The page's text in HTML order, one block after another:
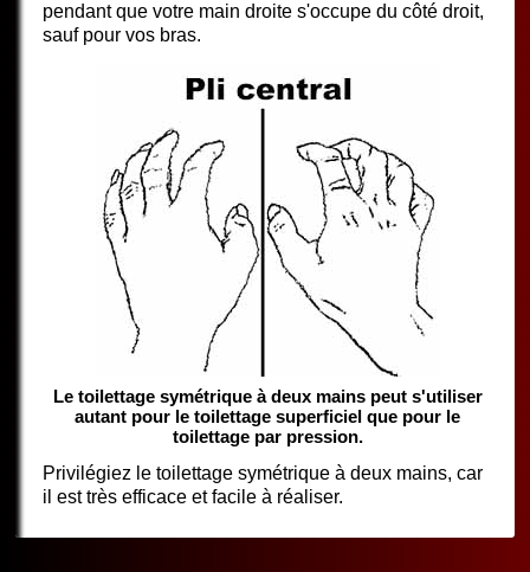
pendant que votre main droite s'occupe du côté droit,
sauf pour vos bras.
Le toilettage symétrique à deux mains peut s'utiliser
autant pour le toilettage superficiel que pour le
toilettage par pression.
Privilégiez le toilettage symétrique à deux mains, car
il est très efficace et facile à réaliser.